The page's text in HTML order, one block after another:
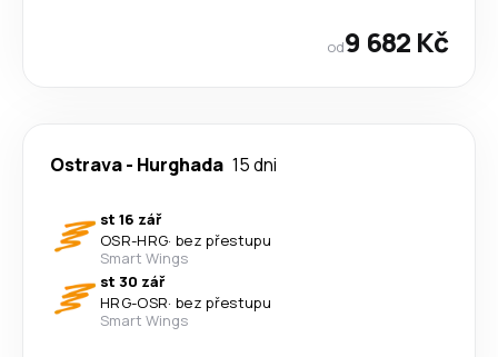
od9 682 Kč
Ostrava- Hurghada 15 dni
st 16 zář
OSR-HRG· bez přestupu
Smart Wings
st 30 zář
HRG-OSR· bez přestupu
Smart Wings